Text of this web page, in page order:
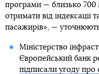
програми — близько 700
отримати від індексації
пасажирів», —
Міністерство
Європейський банк
підписали угоду про